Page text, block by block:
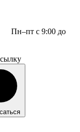
Пн–пт с 9:00 до